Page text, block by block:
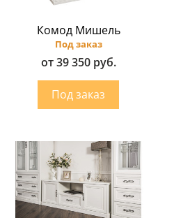
Комод Мишель
Под заказ
от 39 350 руб.